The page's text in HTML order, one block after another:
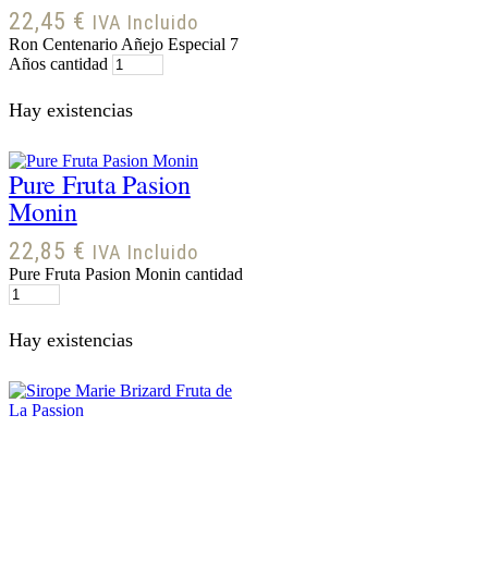
22,45 € IVA Incluido
Ron Centenario Añejo Especial 7
Años cantidad
Hay existencias
Pure Fruta Pasion
Monin
22,85 € IVA Incluido
Pure Fruta Pasion Monin cantidad
Hay existencias